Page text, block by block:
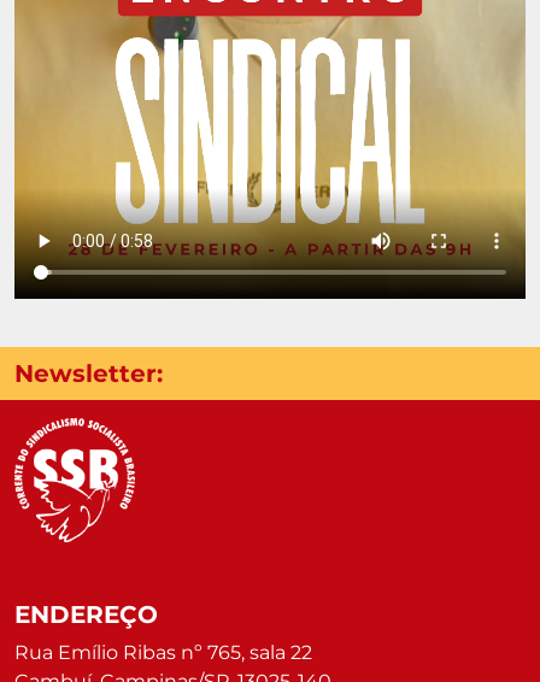
Newsletter:
ENDEREÇO
Rua Emílio Ribas nº 765, sala 22